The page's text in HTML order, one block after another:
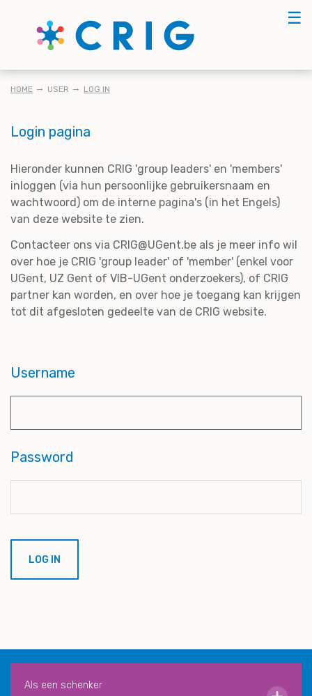
☰
KRUIMELPAD
HOME USER LOG IN
Login pagina
Hieronder kunnen CRIG 'group leaders' en 'members'
inloggen (via hun persoonlijke gebruikersnaam en
wachtwoord) om de interne pagina's (in het Engels)
van deze website te zien.
Contacteer ons via CRIG@UGent.be als je meer info wil
over hoe je CRIG 'group leader' of 'member' (enkel voor
UGent, UZ Gent of VIB-UGent onderzoekers), of CRIG
partner kan worden, en over hoe je toegang kan krijgen
tot dit afgesloten gedeelte van de CRIG website.
Username
Password
Als een schenker